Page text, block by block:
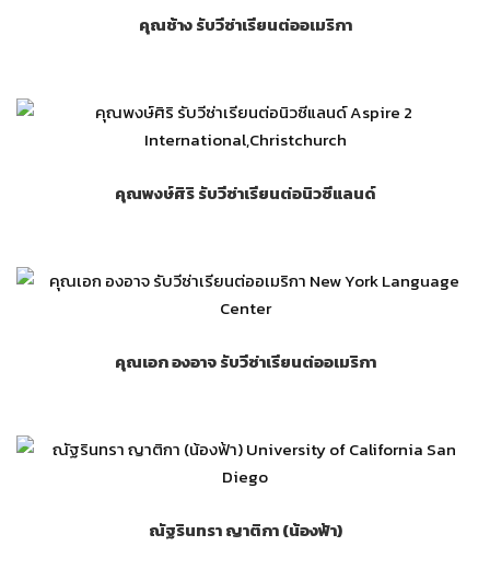
คุณช้าง รับวีซ่าเรียนต่ออเมริกา
คุณพงษ์ศิริ รับวีซ่าเรียนต่อนิวซีแลนด์
คุณเอก องอาจ รับวีซ่าเรียนต่ออเมริกา
ณัฐรินทรา ญาติกา (น้องฟ้า)